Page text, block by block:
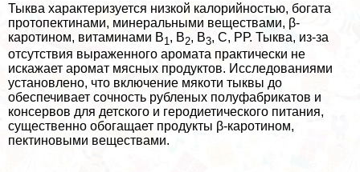
Тыква хаpaктеризуется низкой калорийностью, богата
протопектинами, минеральными веществами, β-
каротином, витаминами В1 , В2, В3, С, РР. Тыква, из-за
отсутствия выраженного аромата пpaктически не
искажает аромат мясных продуктов. Исследованиями
установлено, что включение мякоти тыквы до
обеспечивает сочность рубленых полуфабрикатов и
консервов для детского и геродиетического питания,
существенно обогащает продукты β-каротином,
пектиновыми веществами.